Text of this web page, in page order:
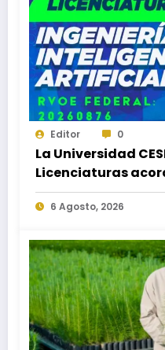
Editor 0
La Universidad
Licenciaturas
necesidades
egresados de
6 Agosto, 2026